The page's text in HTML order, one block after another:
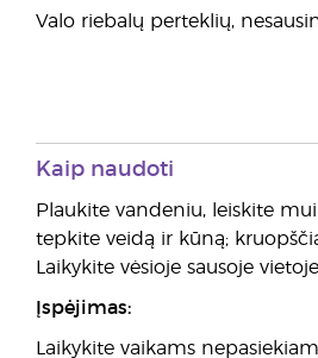
Valo riebalų perteklių,
Kaip naudoti
Plaukite vandeniu, leiskite
tepkite veidą ir kūną;
Laikykite vėsioje sausoje vietoje.
Įspėjimas:
Laikykite vaikams